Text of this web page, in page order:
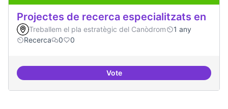
Projectes de recerca especialitzats en
Treballem el pla estratègic del Canòdrom
1 any
Recerca
0 0
VoteProjectes de recerca